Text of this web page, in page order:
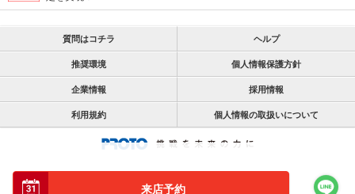
来店予約
質問はコチラ ヘルプ
推奨環境 個人情報保護方針
企業情報 採用情報
利用規約 個人情報の取扱いについて